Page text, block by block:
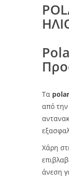
Τα
από την
Χάρη
άνεση